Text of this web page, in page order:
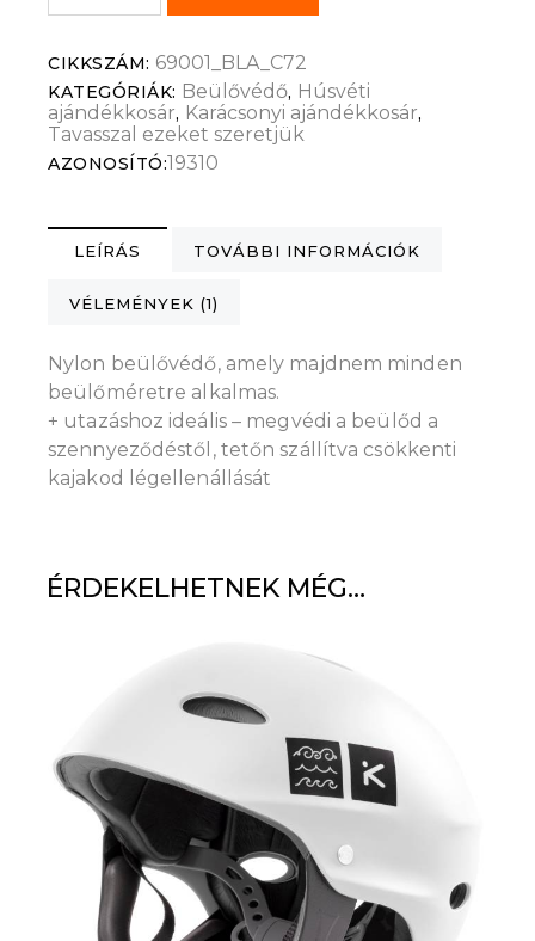
CIKKSZÁM: 69001_BLA_C72
KATEGÓRIÁK: Beülővédő, Húsvéti
ajándékkosár, Karácsonyi ajándékkosár,
Tavasszal ezeket szeretjük
AZONOSÍTÓ:19310
LEÍRÁS TOVÁBBI INFORMÁCIÓK
VÉLEMÉNYEK (1)
Nylon beülővédő, amely majdnem minden
beülőméretre alkalmas.
+ utazáshoz ideális – megvédi a beülőd a
szennyeződéstől, tetőn szállítva csökkenti
kajakod légellenállását
ÉRDEKELHETNEK MÉG…